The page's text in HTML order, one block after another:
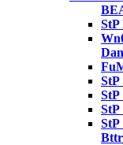
StP
StP
StP
StP
StP
Bttr